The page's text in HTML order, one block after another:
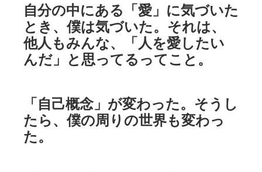
自分の中にある「愛」に気づいた
とき、僕は気づいた。それは、
他人もみんな、「人を愛したい
んだ」と思ってるってこと。
「自己概念」が変わった。そうし
たら、僕の周りの世界も変わっ
た。